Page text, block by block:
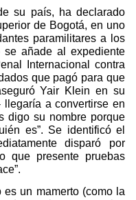
su país, ha declarado
de Bogotá, en uno
paramilitares a los
añade al expediente
Internacional contra
que pagó para que
Yair Klein en su
llegaría a convertirse en
digo su nombre porque
es”. Se identificó el
disparó por
que presente pruebas
un mamerto (como la